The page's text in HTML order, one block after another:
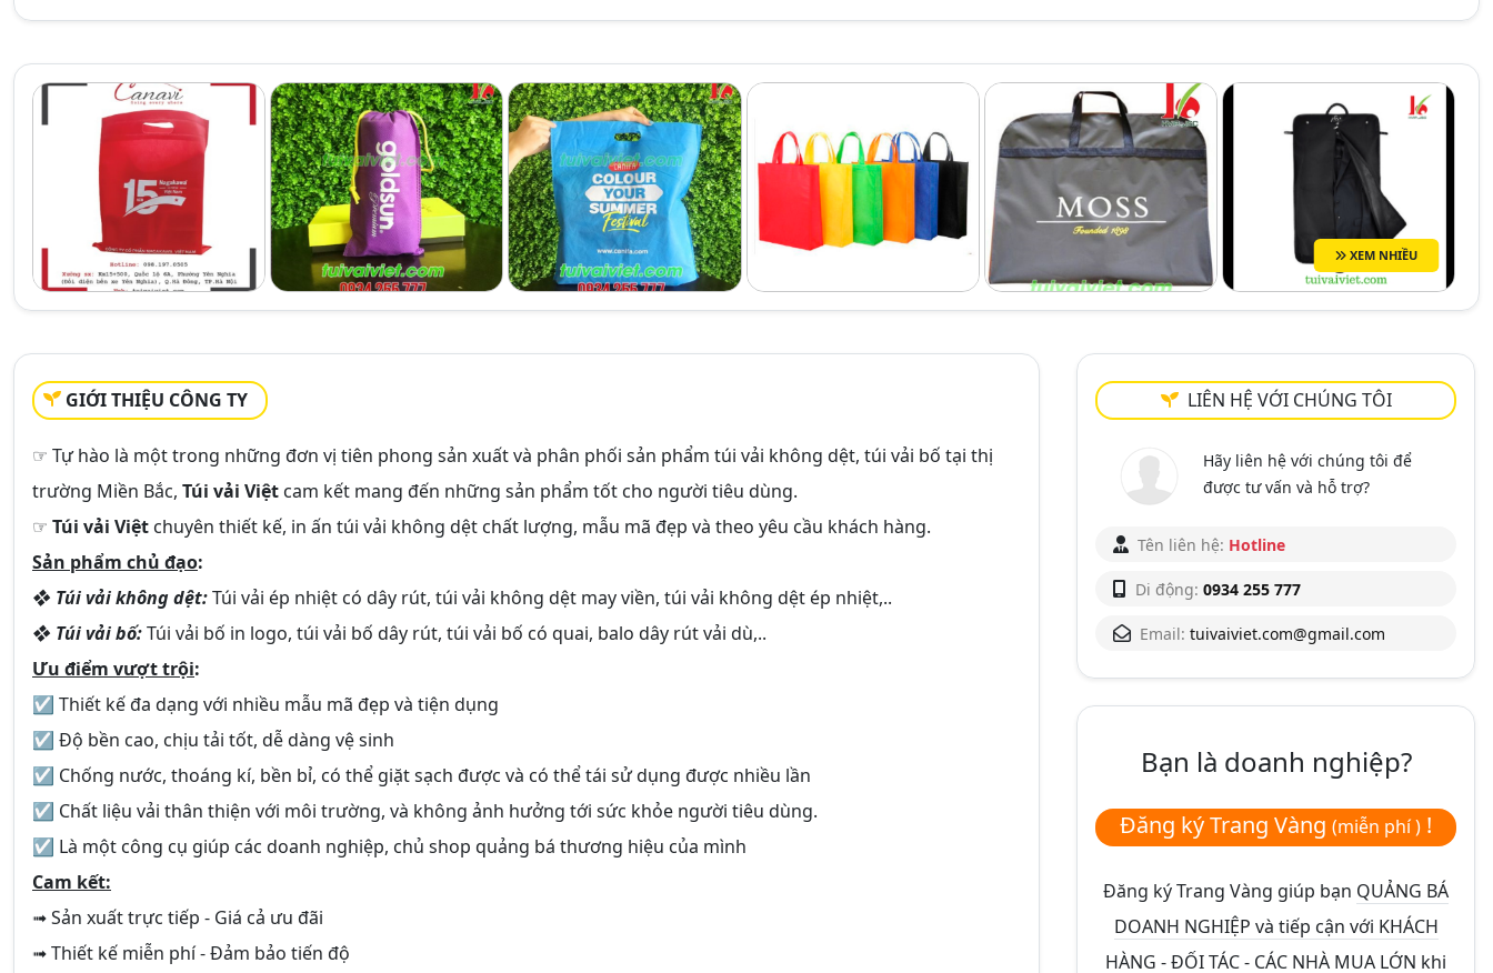
XEM NHIỀU
GIỚI THIỆU CÔNG TY
☞ Tự hào là một trong những đơn vị tiên phong sản xuất và phân phối sản phẩm túi vải không dệt, túi vải bố tại thị
trường Miền Bắc, Túi vải Việt cam kết mang đến những sản phẩm tốt cho người tiêu dùng.
☞ Túi vải Việt chuyên thiết kế, in ấn túi vải không dệt chất lượng, mẫu mã đẹp và theo yêu cầu khách hàng.
Sản phẩm chủ đạo:
❖ Túi vải không dệt:Túi vải ép nhiệt có dây rút, túi vải không dệt may viền, túi vải không dệt ép nhiệt,..
❖ Túi vải bố:Túi vải bố in logo, túi vải bố dây rút, túi vải bố có quai, balo dây rút vải dù,..
Ưu điểm vượt trội:
☑ Thiết kế đa dạng với nhiều mẫu mã đẹp và tiện dụng
☑ Độ bền cao, chịu tải tốt, dễ dàng vệ sinh
☑ Chống nước, thoáng kí, bền bỉ, có thể giặt sạch được và có thể tái sử dụng được nhiều lần
☑ Chất liệu vải thân thiện với môi trường, và không ảnh hưởng tới sức khỏe người tiêu dùng.
☑ Là một công cụ giúp các doanh nghiệp, chủ shop quảng bá thương hiệu của mình
Cam kết:
➟ Sản xuất trực tiếp - Giá cả ưu đãi
➟ Thiết kế miễn phí - Đảm bảo tiến độ
LIÊN HỆ VỚI CHÚNG TÔI
Hãy liên hệ với chúng tôi để
được tư vấn và hỗ trợ?
Tên liên hệ: Hotline
Di động: 0934 255 777
Email: tuivaiviet.com@gmail.com
Bạn là doanh nghiệp?
Đăng ký Trang Vàng (miễn phí ) !
Đăng ký Trang Vàng giúp bạn QUẢNG BÁ
DOANH NGHIỆP và tiếp cận với KHÁCH
HÀNG - ĐỐI TÁC - CÁC NHÀ MUA LỚN khi